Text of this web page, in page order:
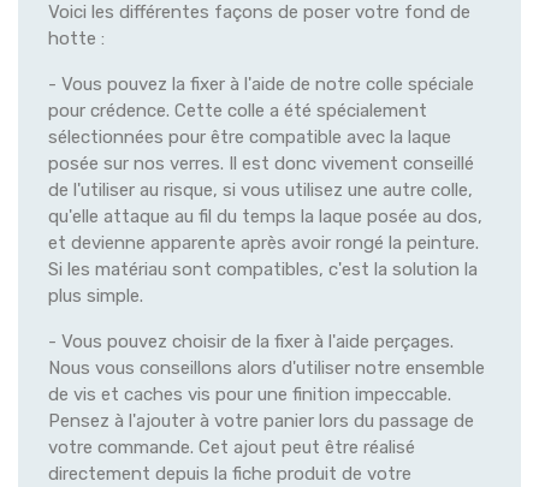
Voici les différentes façons de poser votre fond de
hotte :
- Vous pouvez la fixer à l'aide de notre colle spéciale
pour crédence. Cette colle a été spécialement
sélectionnées pour être compatible avec la laque
posée sur nos verres. Il est donc vivement conseillé
de l'utiliser au risque, si vous utilisez une autre colle,
qu'elle attaque au fil du temps la laque posée au dos,
et devienne apparente après avoir rongé la peinture.
Si les matériau sont compatibles, c'est la solution la
plus simple.
- Vous pouvez choisir de la fixer à l'aide perçages.
Nous vous conseillons alors d'utiliser notre ensemble
de vis et caches vis pour une finition impeccable.
Pensez à l'ajouter à votre panier lors du passage de
votre commande. Cet ajout peut être réalisé
directement depuis la fiche produit de votre